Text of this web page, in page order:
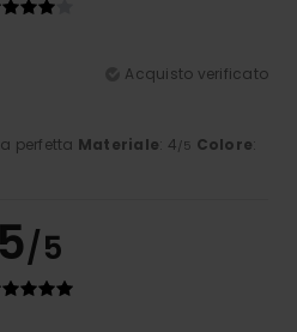
Acquisto verificato
perfetta Materiale: 4 /5 Colore:
5/5